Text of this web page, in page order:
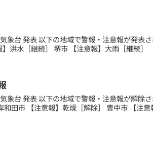
象台 発表 以下の地域で警報・注意報が発表
洪水［継続］ 堺市 【注意報】大雨［継続］
象台 発表 以下の地域で警報・注意報が解除
田市 【注意報】乾燥［解除］ 豊中市 【注